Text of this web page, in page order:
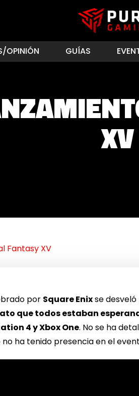
OPINIÓN GUÍAS
XV
Fantasy XV
por Square Enixse
que todos estaban
4 y Xbox One. No se ha
ha tenido presencia en el